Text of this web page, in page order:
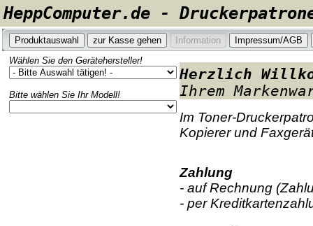
HeppComputer.de -
Wählen Sie den Gerätehersteller!
Bitte wählen Sie Ihr Modell!
Herzlich
Ihrem
Im Toner-
Kopierer und
Zahlung
- auf Rechnung
- per